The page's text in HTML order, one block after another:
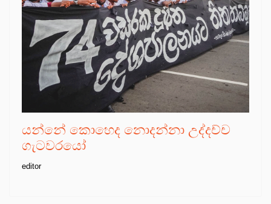
යන්නේ කොහෙද නොදන්නා උද්දච්ච
ගැටවරයෝ
editor